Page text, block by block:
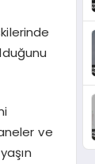
ve